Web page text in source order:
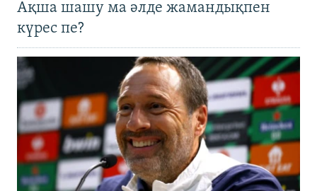
Ақша шашу ма әлде жамандықпен
күрес пе?